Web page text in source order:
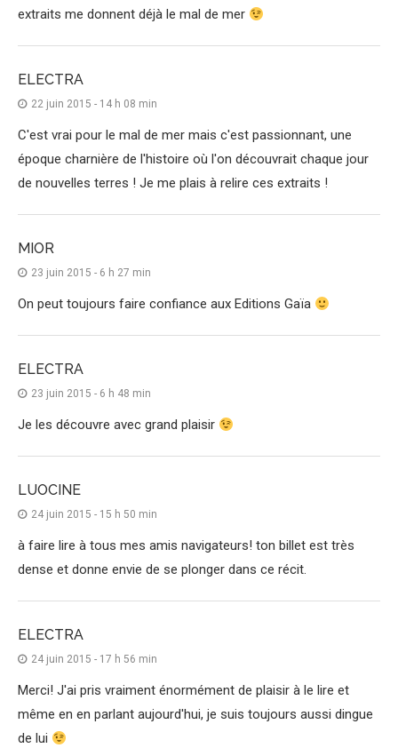
extraits me donnent déjà le mal de mer
ELECTRA
22 juin 2015 - 14 h 08 min
C'est vrai pour le mal de mer mais c'est passionnant, une
époque charnière de l'histoire où l'on découvrait chaque jour
de nouvelles terres ! Je me plais à relire ces extraits !
MIOR
23 juin 2015 - 6 h 27 min
On peut toujours faire confiance aux Editions Gaïa
ELECTRA
23 juin 2015 - 6 h 48 min
Je les découvre avec grand plaisir
LUOCINE
24 juin 2015 - 15 h 50 min
à faire lire à tous mes amis navigateurs! ton billet est très
dense et donne envie de se plonger dans ce récit.
ELECTRA
24 juin 2015 - 17 h 56 min
Merci! J'ai pris vraiment énormément de plaisir à le lire et
même en en parlant aujourd'hui, je suis toujours aussi dingue
de lui